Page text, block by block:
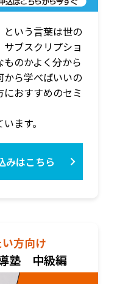
という言葉は世の
ブスクリプショ
のかよく分から
ら学べばいいの
おすすめのセミ
ます。
みはこちら
方向け
塾 中級編